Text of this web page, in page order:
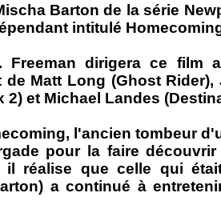
Barton de la série
intitulé
Freeman dirigera ce film
de Matt Long (Ghost
2) et Michael Landes
l'ancien tombeur
pour la faire
il réalise que celle qui
a continué à